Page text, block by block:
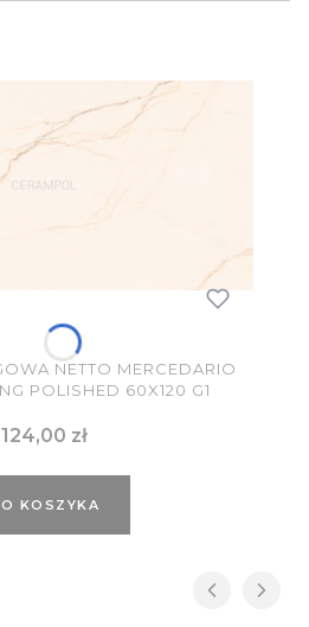
NETTO MERCEDARIO
POLISHED 60X120 G1
Cena
124,00 zł
KOSZYKA